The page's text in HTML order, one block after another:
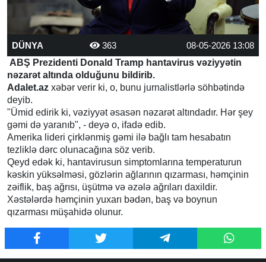
DÜNYA 363
08-05-2026 13:08
ABŞ Prezidenti Donald Tramp hantavirus vəziyyətin
nəzarət altında olduğunu bildirib.
Adalet.az xəbər verir ki, o, bunu jurnalistlərlə söhbətində
deyib.
"Ümid edirik ki, vəziyyət əsasən nəzarət altındadır. Hər şey
gəmi də yaranıb", - deyə o, ifadə edib.
Amerika lideri çirklənmiş gəmi ilə bağlı tam hesabatın
tezliklə dərc olunacağına söz verib.
Qeyd edək ki, hantavirusun simptomlarına temperaturun
kəskin yüksəlməsi, gözlərin ağlarının qızarması, həmçinin
zəiflik, baş ağrısı, üşütmə və əzələ ağrıları daxildir.
Xəstələrdə həmçinin yuxarı bədən, baş və boynun
qızarması müşahidə olunur.